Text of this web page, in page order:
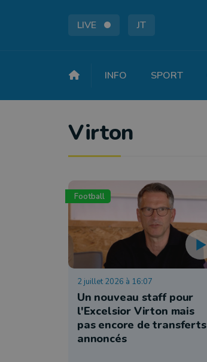
LIVE JT
INFO SPORT
Virton
Football
2 juillet 2026 à 16:07
Un nouveau staff pour
l'Excelsior Virton mais
pas encore de transferts
annoncés